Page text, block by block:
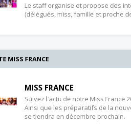
Le staff organise et propose des
(délégués, miss, famille et proche
MISS FRANCE
MISS FRANCE
Suivez l'actu de notre Miss France
Ainsi que les préparatifs de la
se tiendra en décembre prochain.